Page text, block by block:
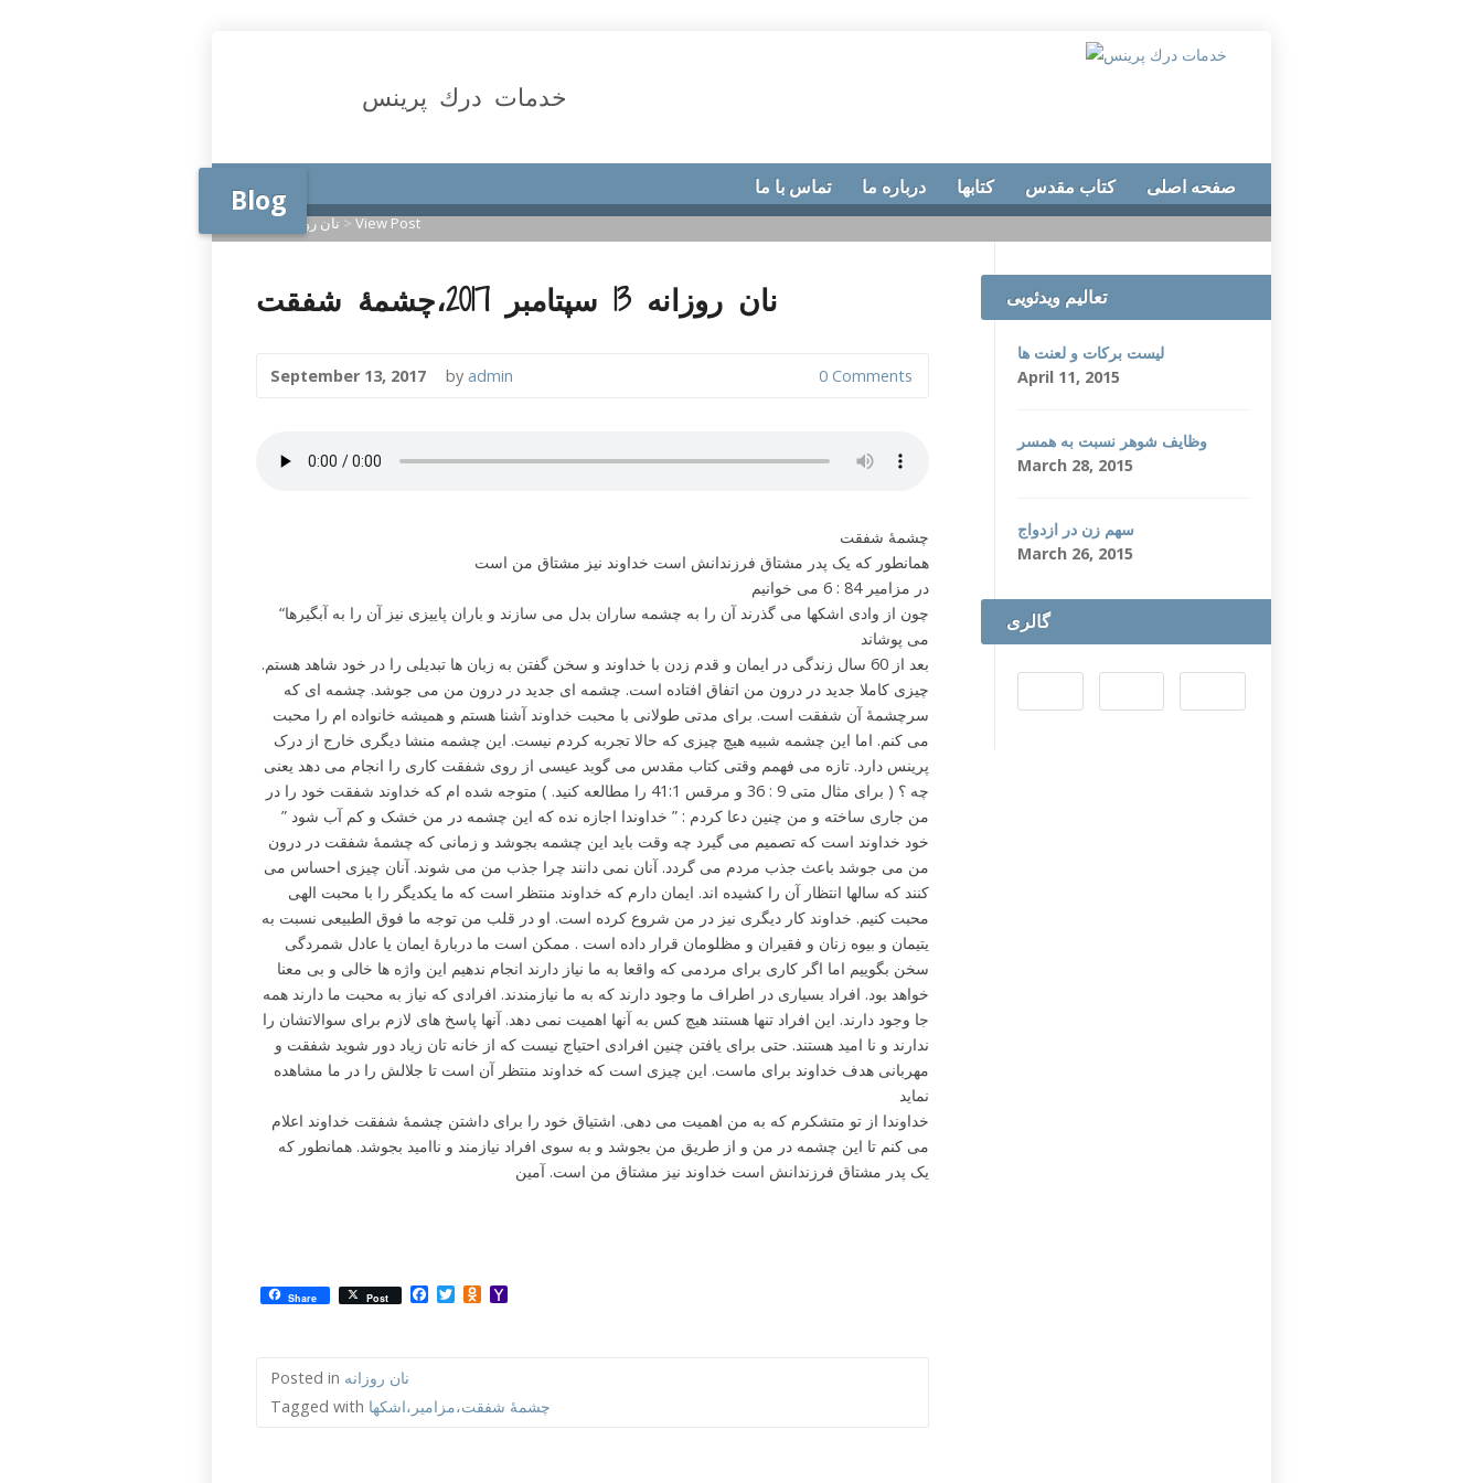
خدمات درك پرينس
تماس با ما درباره ما کتابها کتاب مقدس صفحه اصلی Blog
>نان روزانه>View Post
نان روزانه 13 سپتامبر 2017،چشمۀ شفقت
September 13, 2017 by admin 0 Comments
چشمۀ شفقت
همانطور که یک پدر مشتاق فرزندانش است خداوند نیز مشتاق من است
در مزامیر 84 : 6 می خوانیم
“چون از وادی اشکها می گذرند آن را به چشمه ساران بدل می سازند و باران پاییزی نیز آن را به آبگیرها
می پوشاند
بعد از 60 سال زندگی در ایمان و قدم زدن با خداوند و سخن گفتن به زبان ها تبدیلی را در خود شاهد هستم.
چیزی کاملا جدید در درون من اتفاق افتاده است. چشمه ای جدید در درون من می جوشد. چشمه ای که
سرچشمۀ آن شفقت است. برای مدتی طولانی با محبت خداوند آشنا هستم و همیشه خانواده ام را محبت
می کنم. اما این چشمه شبیه هیچ چیزی که حالا تجربه کردم نیست. این چشمه منشا دیگری خارج از درک
پرینس دارد. تازه می فهمم وقتی کتاب مقدس می گوید عیسی از روی شفقت کاری را انجام می دهد یعنی
چه ؟ ( برای مثال متی 9 : 36 و مرقس 41:1 را مطالعه کنید. ) متوجه شده ام که خداوند شفقت خود را در
من جاری ساخته و من چنین دعا کردم : ” خداوندا اجازه نده که این چشمه در من خشک و کم آب شود ”
خود خداوند است که تصمیم می گیرد چه وقت باید این چشمه بجوشد و زمانی که چشمۀ شفقت در درون
من می جوشد باعث جذب مردم می گردد. آنان نمی دانند چرا جذب من می شوند. آنان چیزی احساس می
کنند که سالها انتظار آن را کشیده اند. ایمان دارم که خداوند منتظر است که ما یکدیگر را با محبت الهی
محبت کنیم. خداوند کار دیگری نیز در من شروع کرده است. او در قلب من توجه ما فوق الطبیعی نسبت به
یتیمان و بیوه زنان و فقیران و مظلومان قرار داده است . ممکن است ما دربارۀ ایمان یا عادل شمردگی
سخن بگوییم اما اگر کاری برای مردمی که واقعا به ما نیاز دارند انجام ندهیم این واژه ها خالی و بی معنا
خواهد بود. افراد بسیاری در اطراف ما وجود دارند که به ما نیازمندند. افرادی که نیاز به محبت ما دارند همه
جا وجود دارند. این افراد تنها هستند هیچ کس به آنها اهمیت نمی دهد. آنها پاسخ های لازم برای سوالاتشان را
ندارند و نا امید هستند. حتی برای یافتن چنین افرادی احتیاج نیست که از خانه تان زیاد دور شوید شفقت و
مهربانی هدف خداوند برای ماست. این چیزی است که خداوند منتظر آن است تا جلالش را در ما مشاهده
نماید
خداوندا از تو متشکرم که به من اهمیت می دهی. اشتیاق خود را برای داشتن چشمۀ شفقت خداوند اعلام
می کنم تا این چشمه در من و از طریق من بجوشد و به سوی افراد نیازمند و ناامید بجوشد. همانطور که
یک پدر مشتاق فرزندانش است خداوند نیز مشتاق من است. آمین
Share Post Facebook
TwitterOdnoklassniki
Posted in نان روزانه
Tagged with چشمۀ شفقت،مزامیر،اشکها
تعالیم ویدئویی
لیست برکات و لعنت ها
April 11, 2015
وظایف شوهر نسبت به همسر
March 28, 2015
سهم زن در ازدواج
March 26, 2015
گالری